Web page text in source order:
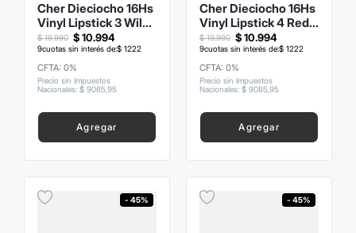
Cher Dieciocho 16Hs
Vinyl Lipstick 3 Wild
Rose $ 10.994
$ 19.990
9cuotas sin interés de:$ 1222
CFTA: 0%
Precio sin Impuestos
Nacionales: $ 9085,95
Agregar
Cher Dieciocho 16Hs
Vinyl Lipstick 4 Red
Velvet$10.994
$ 19.990
9cuotas sin interés de:$ 1222
CFTA: 0%
Precio sin Impuestos
Nacionales: $ 908595
Agregar
- 45% - 45%